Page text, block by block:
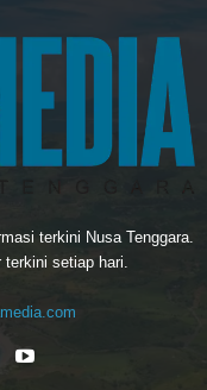
terkini Nusa Tenggara.
terkini setiap hari.